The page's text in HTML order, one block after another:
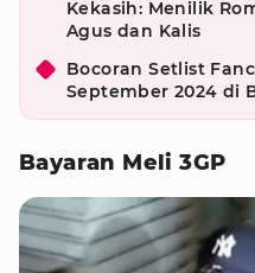
Kekasih: Menilik
Agus dan Kalis
Bocoran Setlist
September 2024 di
Bayaran Meli 3GP